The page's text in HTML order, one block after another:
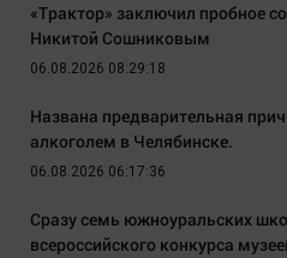
«Трактор» заключил пробное
Никитой Сошниковым
06.08.2026 08:29:18
Названа предварительная
алкоголем в Челябинске.
06.08.2026 06:17:36
Сразу семь южноуральских
всероссийского конкурса